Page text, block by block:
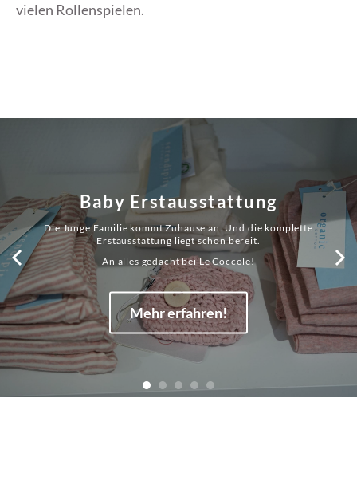
vielen Rollenspielen.
Baby Erstausstattung
Die Junge Familie kommt Zuhause an. Und die komplette
Erstausstattung liegt schon bereit.
An alles gedacht bei Le Coccole!
Mehr erfahren!